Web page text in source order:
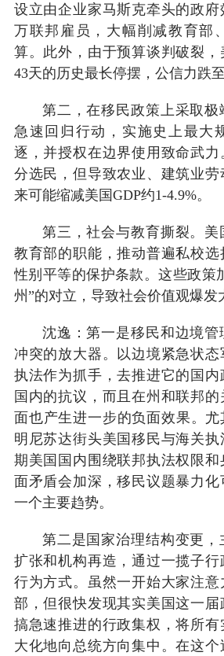
设立由企业家马斯克牵头的政府
万联邦雇员，大幅削减教育部
算。此外，由于预算谈判破裂
43天的历史最长停摆，公信力跌至
第二，在移民政策上采取极
急速回归行动，实施史上最大
逐，并授权在边界使用致命武
分选民，但导致农业、建筑业
来可能缩减美国GDP约1-4.9%。
第三，社会与教育撕裂。美
教育部的职能，推动普遍私校选
性别平等的保护条款。这些政策
州”的对立，导致社会价值观爆发
沈逸：第一是移民和边境管
冲突的放大器。以边境紧急状
执法作为抓手，去推进它的国内
国内的抗议，而且在州和联邦
面也产生进一步的负面效果。尤
明尼苏达街头美国移民与海关
期美国国内围绕联邦执法权限
面矛盾会加深，移民议题暴力
一个主要趋势。
第二是国家治理结构变更，
扩张和机构再造，通过一揽子
行为方式。虽然一开始大家注
部，但很快发现其实美国这一
搞急速推进的行政集权，将所
大化地向总统方向集中。在这